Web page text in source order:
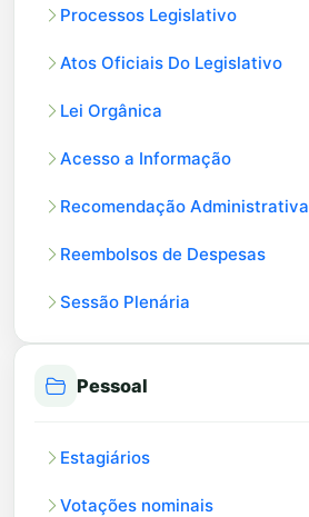
Processos Legislativo
Atos Oficiais Do Legislativo
Lei Orgânica
Acesso a Informação
Recomendação Administrativa
Reembolsos de Despesas
Sessão Plenária
Pessoal
Estagiários
Votações nominais